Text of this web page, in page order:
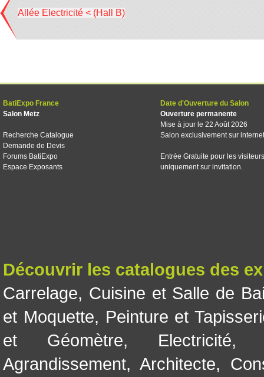
Allée Electricité < (Hall B)
BatiExpo France
Salon Metz
Recherche Catalogue
Demande de Devis
Forums BatiExpo
Espace Exposants
Date d'Ouverture du Salon
Ouverture permanente
Mise à jour le 22 Août 2026
Salon exclusivement sur internet
Entrée Gratuite pour les visiteurs
uniquement sur invitation.
Découvrir les catalogues des
Carrelage, Cuisine et Salle de
et Moquette, Peinture et
et Géomètre, Electricité
Agrandissement, Architecte,